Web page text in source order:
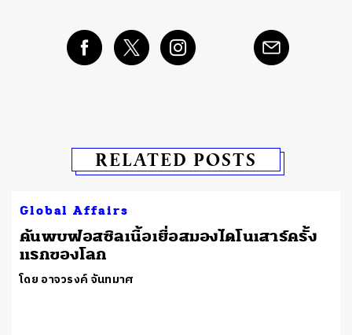
RELATED POSTS
Global Affairs
ค้นพบฟอสซิลเนื้อเยื่อสมองไดโนเสาร์ครั้ง
แรกของโลก
โดย อาจวรงค์ จันทมาศ